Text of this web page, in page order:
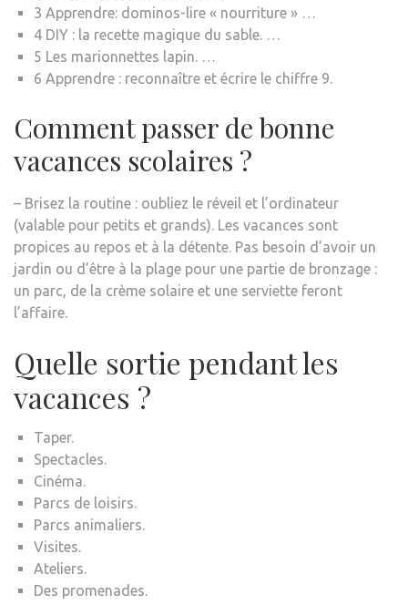
3 Apprendre: dominos-lire « nourriture » …
4 DIY : la recette magique du sable. …
5 Les marionnettes lapin. …
6 Apprendre : reconnaître et écrire le chiffre 9.
Comment passer de bonne
vacances scolaires ?
– Brisez la routine : oubliez le réveil et l’ordinateur
(valable pour petits et grands). Les vacances sont
propices au repos et à la détente. Pas besoin d’avoir un
jardin ou d’être à la plage pour une partie de bronzage :
un parc, de la crème solaire et une serviette feront
l’affaire.
Quelle sortie pendant les
vacances ?
Taper.
Spectacles.
Cinéma.
Parcs de loisirs.
Parcs animaliers.
Visites.
Ateliers.
Des promenades.